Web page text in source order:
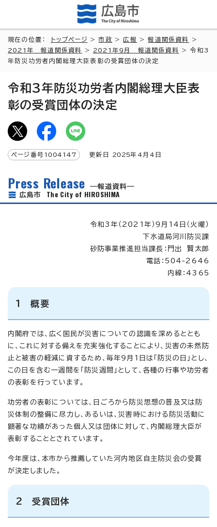
現在の位置： トップページ >市政 >広報 >報道関係資料
>
2021年 報道関係資料
> 2021年9月 報道関係資料
> 令和3
年防災功労者内閣総理大臣表彰の受賞団体の決定
令和3年防災功労者内閣総理大臣表
彰の受賞団体の決定
ページ番号 1004147 更新日 2025年4月4日
Press Release
報道資料
広島市 The City of HIROSHIMA
令和3年（2021年）9月14日（火曜）
下水道局河川防災課
砂防事業推進担当課長：門出 賢太郎
電話：504-2646
内線：4365
1 概要
内閣府では、広く国民が災害についての認識を深めるととも
に、これに対する備えを充実強化することにより、災害の未然防
止と被害の軽減に資するため、毎年9月1日は「防災の日」とし、
この日を含む一週間を「防災週間」として、各種の行事や功労者
の表彰を行っています。
功労者の表彰については、日ごろから防災思想の普及又は防
災体制の整備に尽力し、あるいは、災害時における防災活動に
顕著な功績があった個人又は団体に対して、内閣総理大臣が
表彰することとされています。
今年度は、本市から推薦していた河内地区自主防災会の受賞
が決定しました。
2 受賞団体